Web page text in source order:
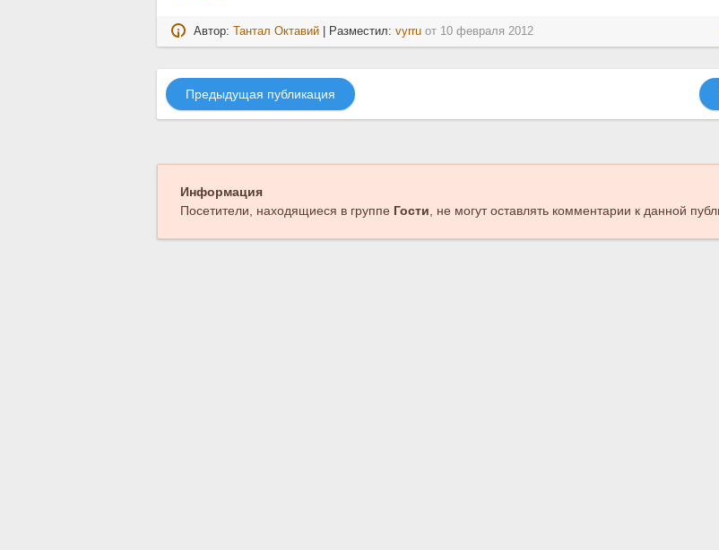
Автор:Тантал Октавий | Разместил:vyrru от 10 февраля 2012
Предыдущая публикация
Информация
Посетители, находящиеся в группе Гости , не могут оставлять комментарии к данной